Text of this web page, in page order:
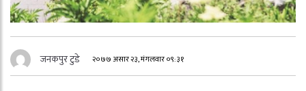
जनकपुर टुडे २०७७ असार २३, मंगलवार ०९:३१